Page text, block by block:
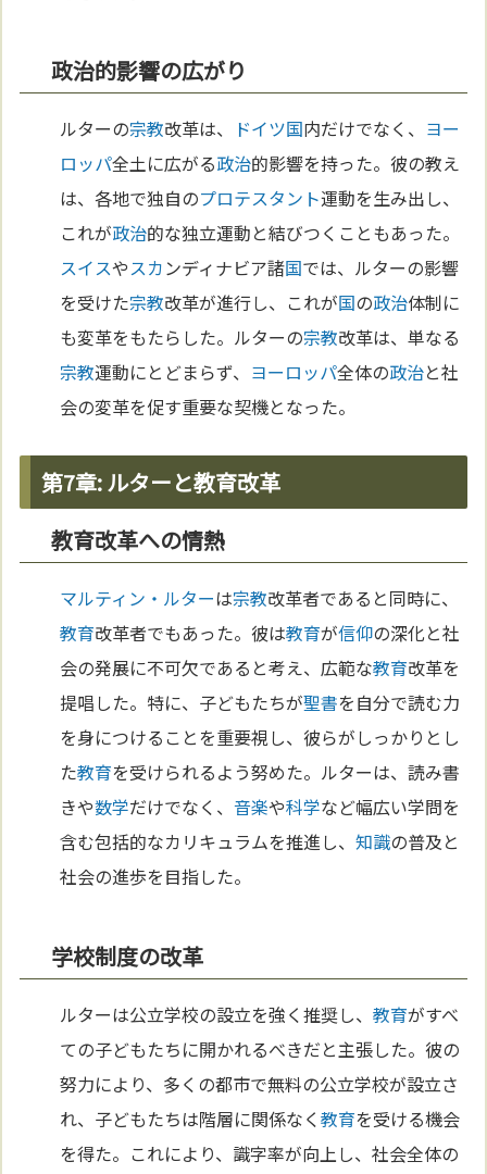
政治的影響の広がり
ルターの宗教改革は、 ドイツ国内だけでなく、 ヨー
ロッパ全土に広がる政治的影響を持った。彼の教え
は、各地で独自のプロテスタント運動を生み出し、
これが政治的な独立運動と結びつくこともあった。
スイスやスカンディナビア諸国では、ルターの影響
を受けた宗教改革が進行し、これが国の政治体制に
も変革をもたらした。ルターの宗教改革は、単なる
宗教運動にとどまらず、 ヨーロッパ全体の政治と社
会の変革を促す重要な契機となった。
第7章: ルターと教育改革
教育改革への情熱
マルティン・ルターは宗教改革者であると同時に、
教育改革者でもあった。彼は教育が信仰の深化と社
会の発展に不可欠であると考え、広範な教育改革を
提唱した。特に、子どもたちが聖書を自分で読む力
を身につけることを重要視し、彼らがしっかりとし
た教育を受けられるよう努めた。ルターは、読み書
きや数学だけでなく、音楽や科学など幅広い学問を
含む包括的なカリキュラムを推進し、知識の普及と
社会の進歩を目指した。
学校制度の改革
ルターは公立学校の設立を強く推奨し、教育がすべ
ての子どもたちに開かれるべきだと主張した。彼の
努力により、多くの都市で無料の公立学校が設立さ
れ、子どもたちは階層に関係なく教育を受ける機会
を得た。これにより、識字率が向上し、社会全体の